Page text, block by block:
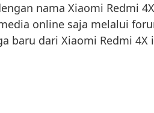
nama Xiaomi Redmi 4X
online saja melalui
baru dari Xiaomi Redmi 4X